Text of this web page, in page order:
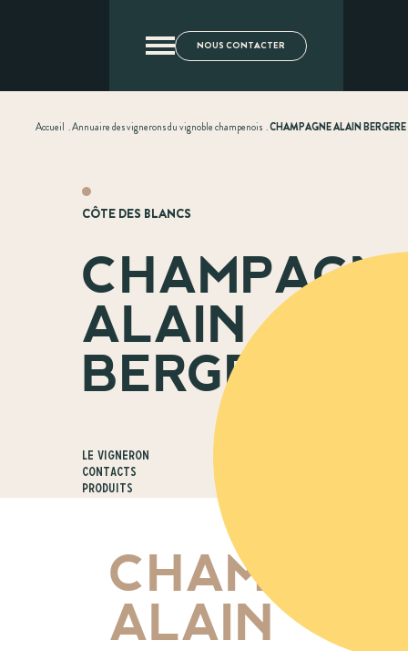
NOUS CONTACTER
Accueil .Annuaire des vignerons du vignoble champenois .CHAMPAGNE ALAIN BERGERE
CÔTE DES BLANCS
ALAIN
BERGERE
Le vigneron
Contacts
Produits
ALAIN